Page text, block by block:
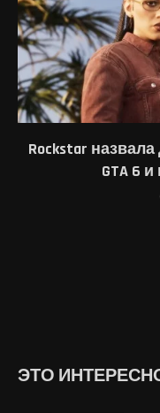
Rockstar
GTA 6
ЭТО